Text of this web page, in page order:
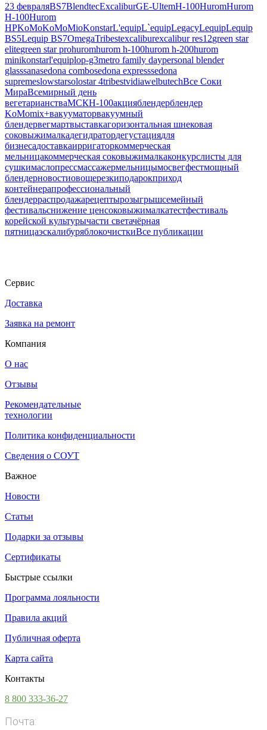
23 февраляBS7BlendtecExcaliburGE-UltemH-100HuromHurom
H-100Hurom
HPKoMoKoMoMioKonstarL'equipL`equipLegacyLequipLequip
BS5Lequip BS7OmegaTribestexcaliburexcalibur res12green star
elitegreen star prohuromhurom h-100hurom h-200hurom
minikonstarl'equiplop-g3metro family daypersonal blender
glasssanasedona combosedona expresssedona
supremeslowstarsolostar 4tribestvidiawelbutechВсе Соки
МираВсемирный день
вегетарианстваМСКН-100акцияблендерблендер
KoMomix+вакууматорвакуумный
блендервегмартвыставкагоризонтальная шнековая
соковыжималкадегидратордегустациядля
бизнесадоставкаирригаторкоммерческая
мельницакоммерческая соковыжималкаконкурслисты для
сушкимаслопрессмассажермельницымосвегфестмощный
блендерновостиовощерезкиподарокприход
контейнерапрофессиональный
блендерраспродажарецептырозыгрышсемейный
фестивальснижение ценсоковыжималкатестфестиваль
корейской культурычасти светачёрная
пятницаэскалибуряблокочисткиВсе публикации
Сервис
Доставка
Заявка на ремонт
Компания
О нас
Отзывы
Рекомендательные
технологии
Политика конфиденциальности
Сведения о СОУТ
Важное
Новости
Статьи
Подарки за отзывы
Сертификаты
Быстрые ссылки
Программа лояльности
Правила акций
Публичная оферта
Карта сайта
Контакты
8 800 333-36-27
Почта: